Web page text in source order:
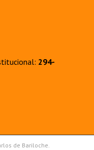
294-
de Bariloche.